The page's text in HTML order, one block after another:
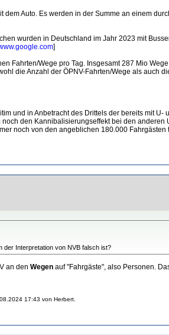
dem Auto. Es werden in der Summe an einem
wurden in Deutschland im Jahr 2023 mit
]
Fahrten/Wege pro Tag. Insgesamt 287 Mio
die Anzahl der ÖPNV-Fahrten/Wege als auch
und in Anbetracht des Drittels der bereits mit
den Kannibalisierungseffekt bei den
noch von den angeblichen 180.000
der Interpretation von NVB falsch ist?
an den Wegen auf "Fahrgäste", also Personen.
17:43 von Herbert.